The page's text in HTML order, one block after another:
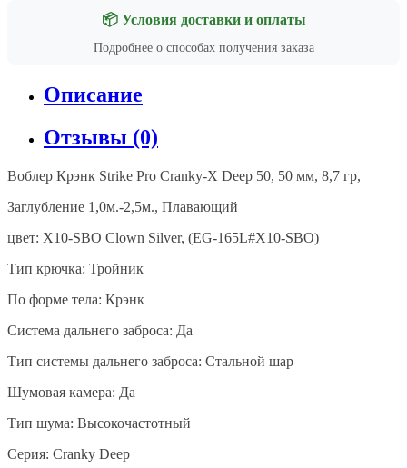
📦 Условия доставки и оплаты
Подробнее о способах получения заказа
Описание
Отзывы (0)
Воблер Крэнк Strike Pro Cranky-X Deep 50, 50 мм, 8,7 гр,
Заглубление 1,0м.-2,5м., Плавающий
цвет: X10-SBO Clown Silver, (EG-165L#X10-SBO)
Тип крючка: Тройник
По форме тела: Крэнк
Система дальнего заброса: Да
Тип системы дальнего заброса: Стальной шар
Шумовая камера: Да
Тип шума: Высокочастотный
Серия: Cranky Deep